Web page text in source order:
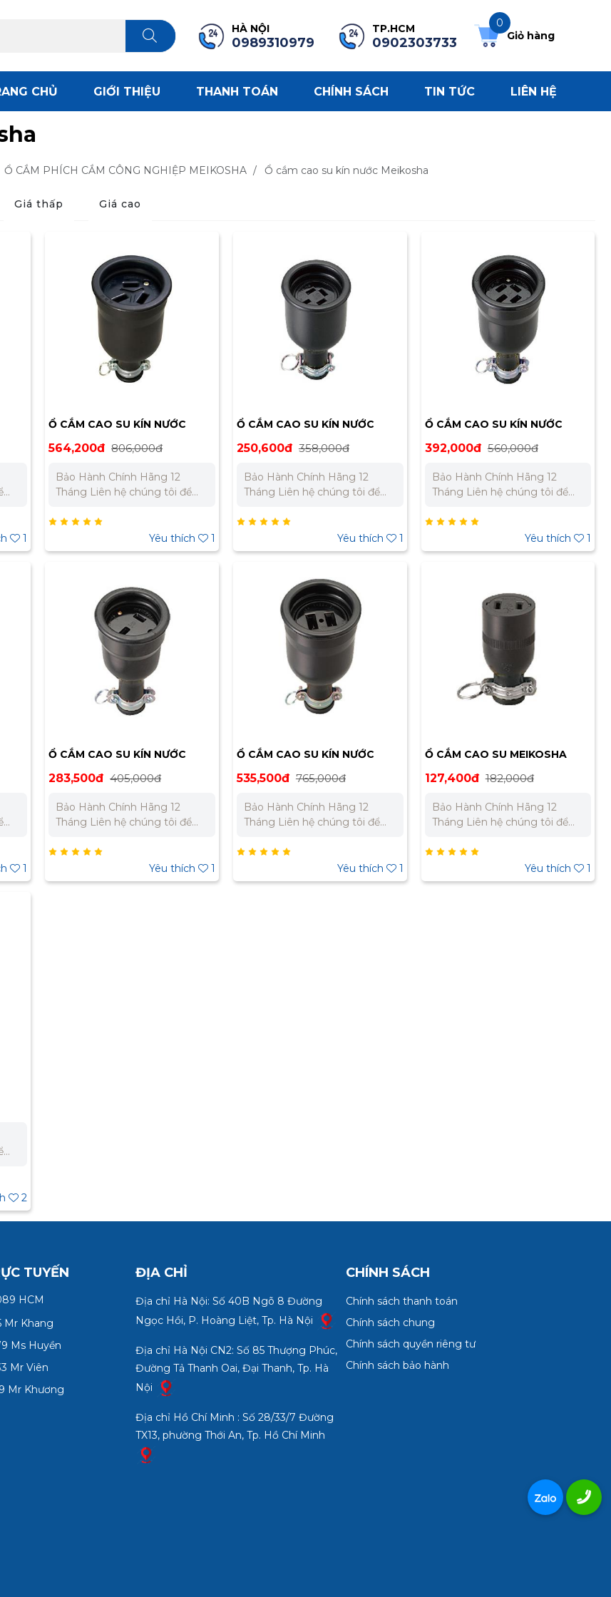
HÀ NỘI
0989310979
TP.HCM
0902303733
0
Giỏ hàng
CHỦ GIỚI THIỆU THANH TOÁN CHÍNH SÁCH TIN TỨC LIÊN HỆ
Ổ CẮM PHÍCH CẮM CÔNG NGHIỆP MEIKOSHA / Ổ cắm cao su kín nước Meikosha
Giá thấp Giá cao
1
Ổ CẮM CAO SU KÍN NƯỚC
MEIKOSHA MC2612
564,200đ 806,000đ
Bảo Hành Chính Hãng 12
Tháng Liên hệ chúng tôi để
án. Miền Bắc : 0989 310 979 –
0902 303 733 – 0945 332 980
Yêu thích 1
Ổ CẮM CAO SU KÍN NƯỚC
MEIKOSHA MC2620
250,600đ 358,000đ
Bảo Hành Chính Hãng 12
Tháng Liên hệ chúng tôi để
án. Miền Bắc : 0989 310 979 –
0902 303 733 – 0945 332 980
Yêu thích 1
Ổ CẮM CAO SU KÍN NƯỚC
MEIKOSHA MC2615
392,000đ 560,000đ
Bảo Hành Chính Hãng 12
Tháng Liên hệ chúng tôi để
án. Miền Bắc : 0989 310 979 –
0902 303 733 – 0945 332 980
Yêu thích 1
1
Ổ CẮM CAO SU KÍN NƯỚC
MEIKOSHA MC2609
283,500đ 405,000đ
Bảo Hành Chính Hãng 12
Tháng Liên hệ chúng tôi để
án. Miền Bắc : 0989 310 979 –
0902 303 733 – 0945 332 980
Yêu thích 1
Ổ CẮM CAO SU KÍN NƯỚC
MEIKOSHA MC2611
535,500đ 765,000đ
Bảo Hành Chính Hãng 12
Tháng Liên hệ chúng tôi để
án. Miền Bắc : 0989 310 979 –
0902 303 733 – 0945 332 980
Yêu thích 1
Ổ CẮM CAO SU MEIKOSHA
MC2616
127,400đ 182,000đ
Bảo Hành Chính Hãng 12
Tháng Liên hệ chúng tôi để
án. Miền Bắc : 0989 310 979 –
0902 303 733 – 0945 332 980
Yêu thích 1
2
TUYẾN
HCM
Mr Khang
Ms Huyền
Mr Viên
Mr Khương
ĐỊA CHỈ
Địa chỉ Hà Nội: Số 40B Ngõ 8 Đường
Ngọc Hồi, P. Hoàng Liệt, Tp. Hà Nội
Địa chỉ Hà Nội CN2: Số 85 Thượng Phúc,
Đường Tả Thanh Oai, Đại Thanh, Tp. Hà
Nội
Địa chỉ Hồ Chí Minh : Số 28/33/7 Đường
TX13, phường Thới An, Tp. Hồ Chí Minh
CHÍNH SÁCH
Chính sách thanh toán
Chính sách chung
Chính sách quyền riêng tư
Chính sách bảo hành